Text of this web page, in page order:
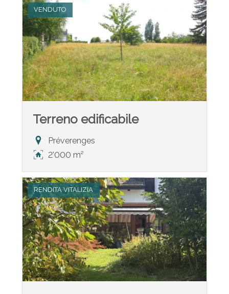
VENDUTO
Terreno edificabile
Préverenges
2'000 m²
RENDITA VITALIZIA